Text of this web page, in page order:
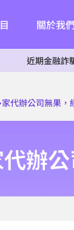
關於我們
近期金融詐騙事件
代辦公司無果
辦